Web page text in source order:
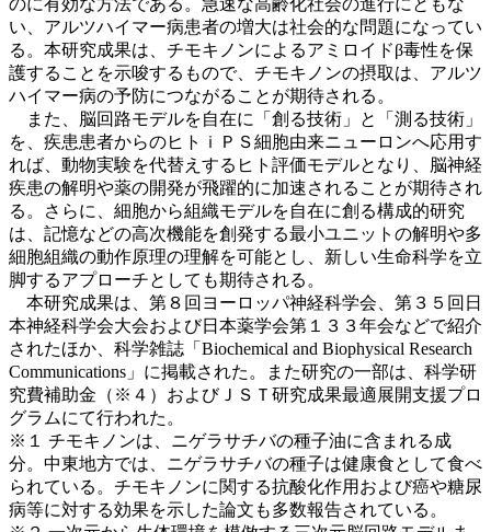
い、アルツハイマー病患者の増大は社会的な問題になってい
る。本研究成果は、チモキノンによるアミロイドβ毒性を保
護することを示唆するもので、チモキノンの摂取は、アルツ
ハイマー病の予防につながることが期待される。
また、脳回路モデルを自在に「創る技術」と「測る技術」
を、疾患患者からのヒトｉＰＳ細胞由来ニューロンへ応用す
れば、動物実験を代替えするヒト評価モデルとなり、脳神経
疾患の解明や薬の開発が飛躍的に加速されることが期待され
る。さらに、細胞から組織モデルを自在に創る構成的研究
は、記憶などの高次機能を創発する最小ユニットの解明や多
細胞組織の動作原理の理解を可能とし、新しい生命科学を立
脚するアプローチとしても期待される。
本研究成果は、第８回ヨーロッパ神経科学会、第３５回日
本神経科学会大会および日本薬学会第１３３年会などで紹介
されたほか、科学雑誌「Biochemical and Biophysical Research
Communications」に掲載された。また研究の一部は、科学研
究費補助金（※４）およびＪＳＴ研究成果最適展開支援プロ
グラムにて行われた。
※１ チモキノンは、ニゲラサチバの種子油に含まれる成
分。中東地方では、ニゲラサチバの種子は健康食として食べ
られている。チモキノンに関する抗酸化作用および癌や糖尿
病等に対する効果を示した論文も多数報告されている。